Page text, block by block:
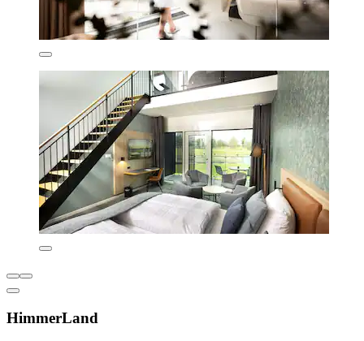
HimmerLand